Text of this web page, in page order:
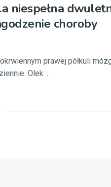
niespełna
choroby
prawej półkuli
Olek ...